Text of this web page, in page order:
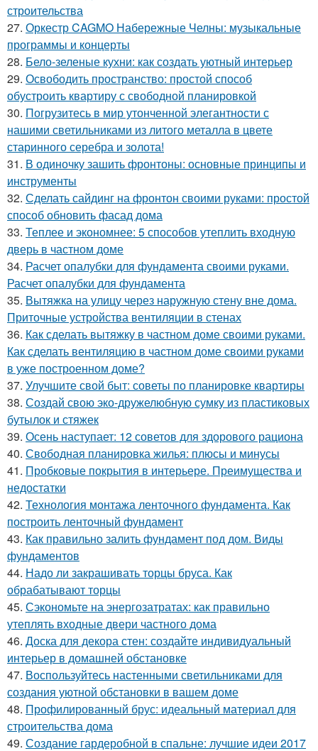
строительства
27. Оркестр CAGMO Набережные Челны: музыкальные
программы и концерты
28. Бело-зеленые кухни: как создать уютный интерьер
29. Освободить пространство: простой способ
обустроить квартиру с свободной планировкой
30. Погрузитесь в мир утонченной элегантности с
нашими светильниками из литого металла в цвете
старинного серебра и золота!
31. В одиночку зашить фронтоны: основные принципы и
инструменты
32. Сделать сайдинг на фронтон своими руками: простой
способ обновить фасад дома
33. Теплее и экономнее: 5 способов утеплить входную
дверь в частном доме
34. Расчет опалубки для фундамента своими руками.
Расчет опалубки для фундамента
35. Вытяжка на улицу через наружную стену вне дома.
Приточные устройства вентиляции в стенах
36. Как сделать вытяжку в частном доме своими руками.
Как сделать вентиляцию в частном доме своими руками
в уже построенном доме?
37. Улучшите свой быт: советы по планировке квартиры
38. Создай свою эко-дружелюбную сумку из пластиковых
бутылок и стяжек
39. Осень наступает: 12 советов для здорового рациона
40. Свободная планировка жилья: плюсы и минусы
41. Пробковые покрытия в интерьере. Преимущества и
недостатки
42. Технология монтажа ленточного фундамента. Как
построить ленточный фундамент
43. Как правильно залить фундамент под дом. Виды
фундаментов
44. Надо ли закрашивать торцы бруса. Как
обрабатывают торцы
45. Сэкономьте на энергозатратах: как правильно
утеплять входные двери частного дома
46. Доска для декора стен: создайте индивидуальный
интерьер в домашней обстановке
47. Воспользуйтесь настенными светильниками для
создания уютной обстановки в вашем доме
48. Профилированный брус: идеальный материал для
строительства дома
49. Создание гардеробной в спальне: лучшие идеи 2017